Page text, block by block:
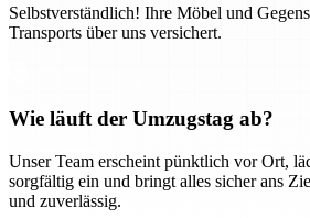
Selbstverständlich! Ihre Möbel und
Transports über uns versichert.
Wie läuft der Umzugstag ab?
Unser Team erscheint pünktlich vor Ort,
sorgfältig ein und bringt alles sicher ans
und zuverlässig.